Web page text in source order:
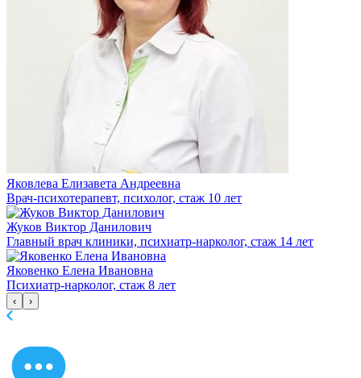
Яковлева Елизавета Андреевна
Врач-психотерапевт, психолог, стаж 10 лет
Жуков Виктор Данилович
Главный врач клиники, психиатр-нарколог, стаж 14 лет
Яковенко Елена Ивановна
Психиатр-нарколог, стаж 8 лет
‹ ›